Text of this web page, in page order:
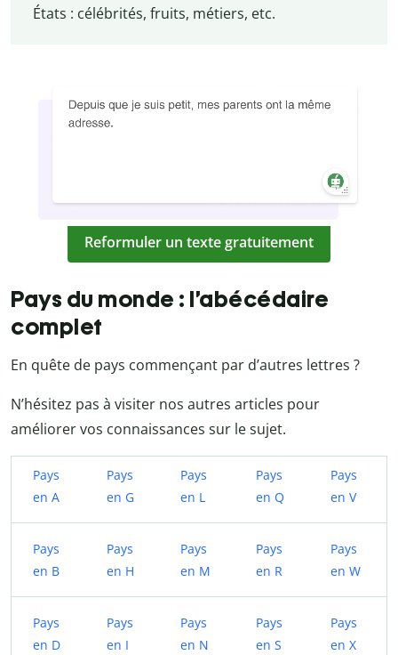
États : célébrités, fruits, métiers, etc.
Reformuler un texte gratuitement
Pays du monde : l’abécédaire
complet
En quête de pays commençant par d’autres lettres ?
N’hésitez pas à visiter nos autres articles pour
améliorer vos connaissances sur le sujet.
Pays
en A
Pays
en G
Pays
en L
Pays
en Q
Pays
en V
Pays
en B
Pays
en H
Pays
en M
Pays
en R
Pays
en W
Pays
en D
Pays
en I
Pays
en N
Pays
en S
Pays
en X